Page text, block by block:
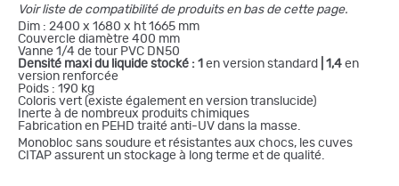
Voir liste de compatibilité de produits en bas de cette page.
Dim : 2400 x 1680 x ht 1665 mm
Couvercle diamètre 400 mm
Vanne 1/4 de tour PVC DN50
Densité maxi du liquide stocké : 1 en version standard | 1,4 en
version renforcée
Poids : 190 kg
Coloris vert (existe également en version translucide)
Inerte à de nombreux produits chimiques
Fabrication en PEHD traité anti-UV dans la masse.
Monobloc sans soudure et résistantes aux chocs, les cuves
CITAP assurent un stockage à long terme et de qualité.